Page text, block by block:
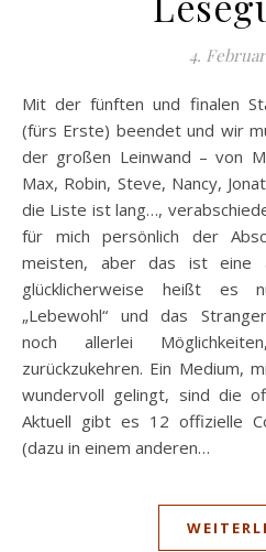
4.
Mit der fünften und finalen Staffel ist „Stranger Things“
(fürs Erste) beendet und wir
der großen Leinwand – von
Max, Robin, Steve, Nancy,
die Liste ist lang…,
für mich persönlich der
meisten, aber das ist eine
glücklicherweise heißt es
„Lebewohl“ und das
noch allerlei
zurückzukehren. Ein Medium,
wundervoll gelingt, sind die
Aktuell gibt es 12 offizielle
(dazu in einem anderen…